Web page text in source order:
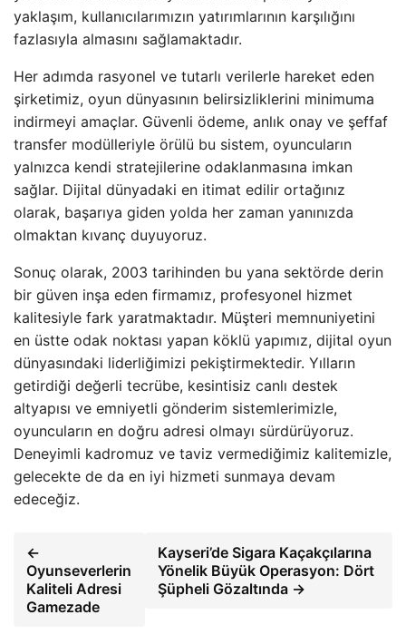
yaklaşım, kullanıcılarımızın yatırımlarının karşılığını
fazlasıyla almasını sağlamaktadır.
Her adımda rasyonel ve tutarlı verilerle hareket eden
şirketimiz, oyun dünyasının belirsizliklerini minimuma
indirmeyi amaçlar. Güvenli ödeme, anlık onay ve şeffaf
transfer modülleriyle örülü bu sistem, oyuncuların
yalnızca kendi stratejilerine odaklanmasına imkan
sağlar. Dijital dünyadaki en itimat edilir ortağınız
olarak, başarıya giden yolda her zaman yanınızda
olmaktan kıvanç duyuyoruz.
Sonuç olarak, 2003 tarihinden bu yana sektörde derin
bir güven inşa eden firmamız, profesyonel hizmet
kalitesiyle fark yaratmaktadır. Müşteri memnuniyetini
en üstte odak noktası yapan köklü yapımız, dijital oyun
dünyasındaki liderliğimizi pekiştirmektedir. Yılların
getirdiği değerli tecrübe, kesintisiz canlı destek
altyapısı ve emniyetli gönderim sistemlerimizle,
oyuncuların en doğru adresi olmayı sürdürüyoruz.
Deneyimli kadromuz ve taviz vermediğimiz kalitemizle,
gelecekte de da en iyi hizmeti sunmaya devam
edeceğiz.
←
Oyunseverlerin
Kaliteli Adresi
Gamezade
Kayseri’de Sigara Kaçakçılarına
Yönelik Büyük Operasyon: Dört
Şüpheli Gözaltında →